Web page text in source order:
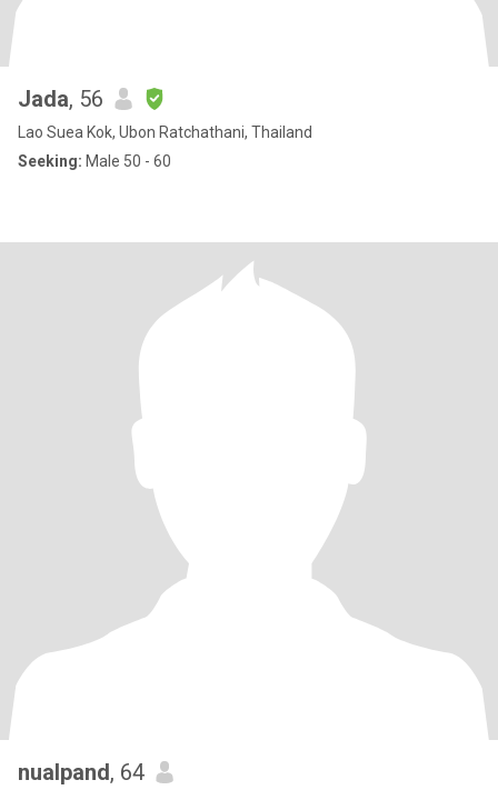
Jada, 56
Lao Suea Kok, Ubon Ratchathani, Thailand
Seeking: Male 50 - 60
nualpand, 64